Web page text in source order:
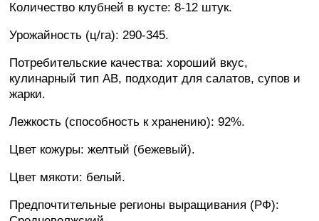
Количество клубней в кусте: 8-12 штук.
Урожайность (ц/га): 290-345.
Потребительские качества: хороший вкус,
кулинарный тип AB, подходит для салатов, супов и
жарки.
Лежкость (способность к хранению): 92%.
Цвет кожуры: желтый (бежевый).
Цвет мякоти: белый.
Предпочтительные регионы выращивания (РФ):